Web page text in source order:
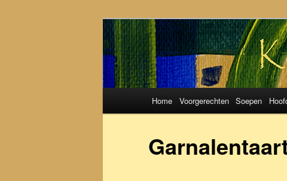
Koken met
Spring
Spring
Home Voorgerechten Soepen